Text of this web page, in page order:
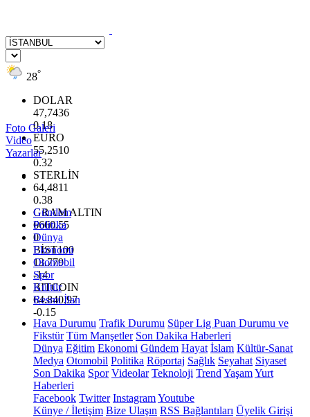
28°
DOLAR
47,7436
0.18
EURO
55,2510
0.32
STERLİN
64,4811
0.38
GRAM ALTIN
6660.55
0
BİST100
13.779
-14
BITCOIN
64.840,97
-0.15
Foto Galeri
Video
Yazarlar
Gündem
Politika
Dünya
Ekonomi
Otomobil
Spor
Kültür
Resmi İlan
Hava Durumu Trafik Durumu Süper Lig Puan Durumu ve
Fikstür Tüm Manşetler Son Dakika Haberleri
Dünya Eğitim Ekonomi Gündem Hayat İslam Kültür-Sanat
Medya Otomobil Politika Röportaj Sağlık Seyahat Siyaset
Son Dakika Spor Videolar Teknoloji Trend YaşamYurt
Haberleri
Facebook Twitter InstagramYoutube
Künye / İletişim Bize Ulaşın RSS Bağlantıları Üyelik Girişi